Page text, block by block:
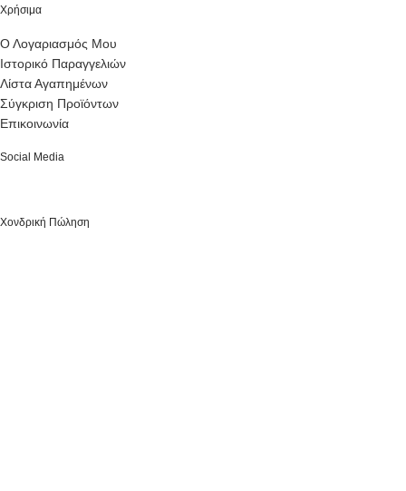
Χρήσιμα
Ο Λογαριασμός Μου
Ιστορικό Παραγγελιών
Λίστα Αγαπημένων
Σύγκριση Προϊόντων
Επικοινωνία
Social Media
Χονδρική Πώληση